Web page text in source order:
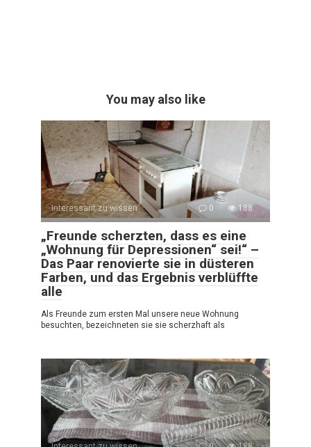
You may also like
Interessant zu wissen 0 188
„Freunde scherzten, dass es eine
„Wohnung für Depressionen“ sei!“ –
Das Paar renovierte sie in düsteren
Farben, und das Ergebnis verblüffte
alle
Als Freunde zum ersten Mal unsere neue Wohnung
besuchten, bezeichneten sie sie scherzhaft als